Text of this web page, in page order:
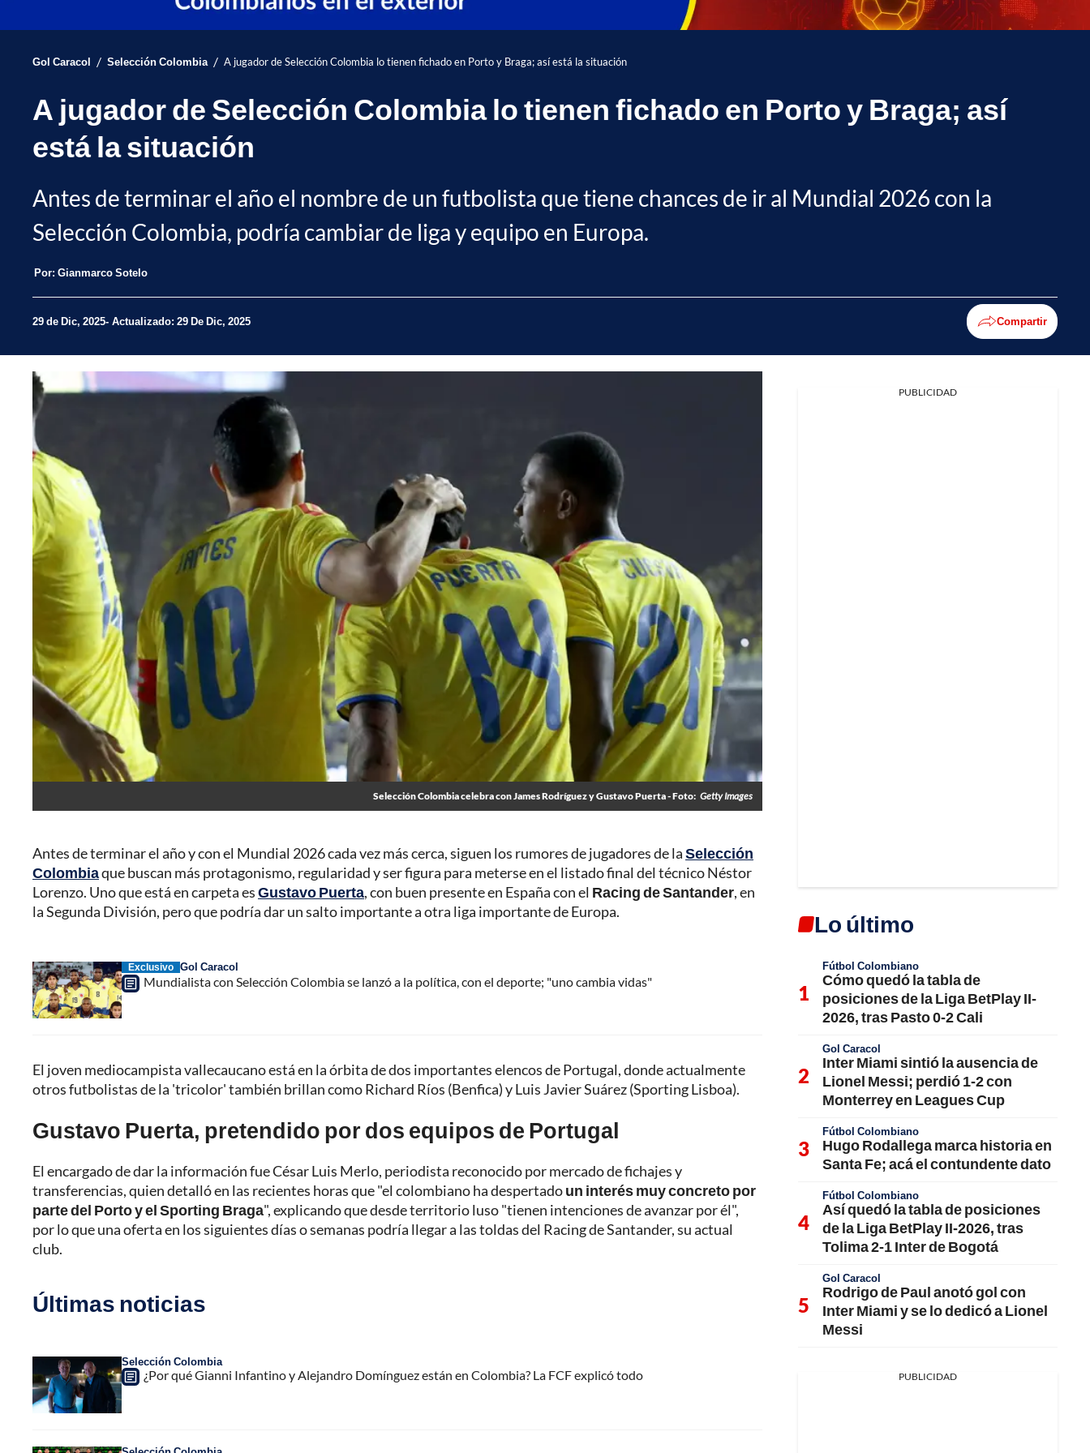
Gol Caracol / Selección Colombia / A jugador de Selección Colombia lo tienen fichado en Porto y Braga; así está la situación
A jugador de Selección Colombia lo tienen fichado en Porto y Braga; así
está la situación
Antes de terminar el año el nombre de un futbolista que tiene chances de ir al Mundial 2026 con la
Selección Colombia, podría cambiar de liga y equipo en Europa.
Por: Gianmarco Sotelo
29 de Dic, 2025 Actualizado: 29 De Dic, 2025 Compartir
Selección Colombia celebra con James Rodríguez y Gustavo Puerta - Foto: Getty Images
Antes de terminar el año y con el Mundial 2026 cada vez más cerca, siguen los rumores de jugadores de laSelección
Colombiaque buscan más protagonismo, regularidad y ser figura para meterse en el listado final del técnico Néstor
Lorenzo. Uno que está en carpeta esGustavo Puerta, con buen presente en España con el Racing de Santander, en
la Segunda División, pero que podría dar un salto importante a otra liga importante de Europa.
Exclusivo Gol Caracol
Mundialista con Selección Colombia se lanzó a la política, con el deporte; "uno cambia vidas"
El joven mediocampista vallecaucano está en la órbita de dos importantes elencos de Portugal, donde actualmente
otros futbolistas de la 'tricolor' también brillan como Richard Ríos (Benfica) y Luis Javier Suárez (Sporting Lisboa).
Gustavo Puerta, pretendido por dos equipos de Portugal
El encargado de dar la información fue César Luis Merlo, periodista reconocido por mercado de fichajes y
transferencias, quien detalló en las recientes horas que "el colombiano ha despertadoun interés muy concreto por
parte del Porto y el Sporting Braga", explicando que desde territorio luso "tienen intenciones de avanzar por él",
por lo que una oferta en los siguientes días o semanas podría llegar a las toldas del Racing de Santander, su actual
club.
Últimas noticias
Selección Colombia
¿Por qué Gianni Infantino y Alejandro Domínguez están en Colombia? La FCF explicó todo
PUBLICIDAD
Lo último
Fútbol Colombiano
Cómo quedó la tabla de
posiciones de la Liga BetPlay II-
2026, tras Pasto 0-2 Cali
Gol Caracol
Inter Miami sintió la ausencia de
Lionel Messi; perdió 1-2 con
Monterrey en Leagues Cup
Fútbol Colombiano
Hugo Rodallega marca historia en
Santa Fe; acá el contundente dato
Fútbol Colombiano
Así quedó la tabla de posiciones
de la Liga BetPlay II-2026, tras
Tolima 2-1 Inter de Bogotá
Gol Caracol
Rodrigo de Paul anotó gol con
Inter Miami y se lo dedicó a Lionel
Messi
PUBLICIDAD